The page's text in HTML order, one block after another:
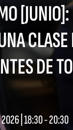
CLASE
DE
| 18:30-20:30